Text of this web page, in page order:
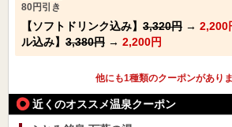
80円引き
【ソフトドリンク込み】 3,320円 → 2,200
ル込み】 3,380円 → 2,200円
他にも1種類のクーポンがあり
近くのオススメ温泉クーポン